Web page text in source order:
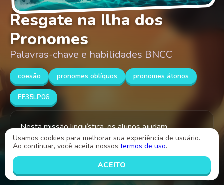
Resgate na Ilha dos
Pronomes
Palavras-chave e habilidades BNCC
coesão pronomes oblíquos pronomes átonos
EF35LP06
Nesta missão linguística, os alunos ajudam
personagens a recuperar palavras perdidas usando
corretamente os pronomes oblíquos átonos -lo e -la
em contextos diversos.
Usamos cookies para melhorar sua experiência de usuário.
Ao continuar, você aceita nossos termos de uso.
ACEITO